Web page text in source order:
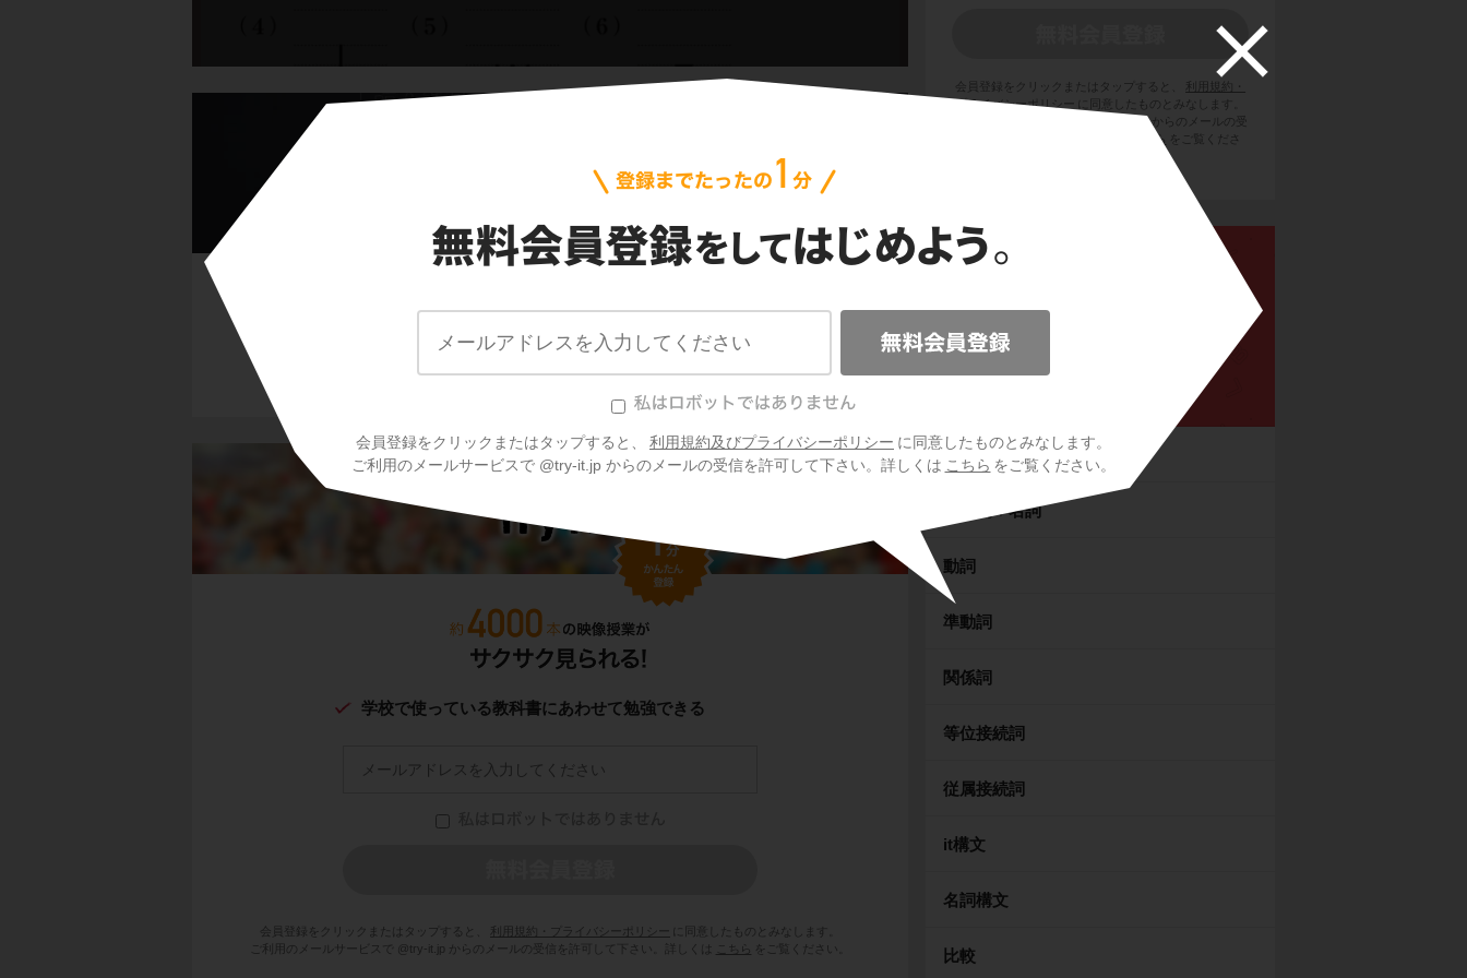
会員登録をクリックまたはタップすると、 利用規約及びプライバシーポリシー に同意したものとみなします。
ご利用のメールサービスで @try-it.jp からのメールの受信を許可して下さい。詳しくは こちら をご覧ください。
練習の解説授業
練習1と２はアルファベットの大文字と小文字を読む問題だね。
練習３の答え
3
学校で使っている教科書にあわせて勉強できる
会員登録をクリックまたはタップすると、 利用規約・プライバシーポリシー
に同意したものとみなします。
ご利用のメールサービスで @try-it.jp からのメールの受信を許可して下さい。詳しくは
こちら をご覧ください。
会員登録をクリックまたはタップすると、
利用規約・
プライバシーポリシー
に同意したものとみなします。
ご利用のメールサービスで @try-it.jp からのメールの受
こちら
をご覧くださ
英文の眺め方
前置詞＋名詞
動詞
準動詞
関係詞
等位接続詞
従属接続詞
it構文
名詞構文
比較